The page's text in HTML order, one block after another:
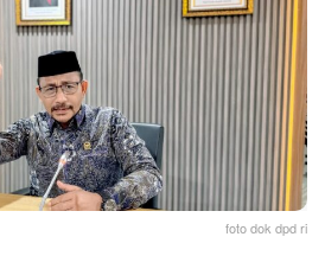
foto dok dpd ri